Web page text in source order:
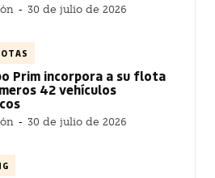
- 30 de julio de 2026
Prim incorpora a su flota
42 vehículos
- 30 de julio de 2026